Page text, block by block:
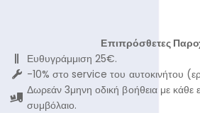
Επιπρόσθετες
Ευθυγράμμιση 25€.
-10% στο service του αυτοκινήτου
Δωρεάν 3μηνη οδική βοήθεια με κάθε
συμβόλαιο.